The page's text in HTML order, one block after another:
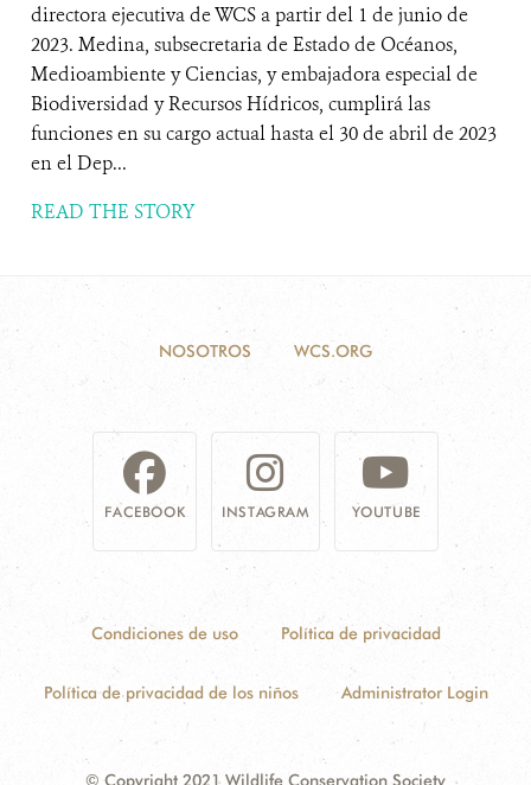
directora ejecutiva de WCS a partir del 1 de junio de
2023. Medina, subsecretaria de Estado de Océanos,
Medioambiente y Ciencias, y embajadora especial de
Biodiversidad y Recursos Hídricos, cumplirá las
funciones en su cargo actual hasta el 30 de abril de 2023
en el Dep...
READ THE STORY
NOSOTROS WCS.ORG
FACEBOOK INSTAGRAM YOUTUBE
Condiciones de uso Política de privacidad
Política de privacidad de los niños Administrator Login
© Copyright 2021 Wildlife Conservation Society